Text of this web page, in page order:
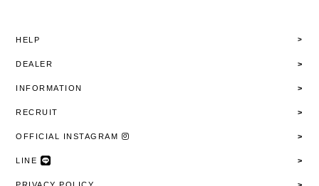
HELP
DEALER
INFORMATION
RECRUIT
OFFICIAL INSTAGRAM
LINE